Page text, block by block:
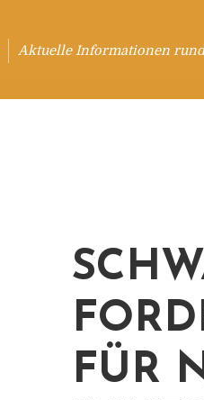
Aktuelle Informationen
FÜR